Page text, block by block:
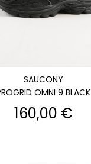
SAUCONY
OMNI 9 BLACK
Prix
160,00 €